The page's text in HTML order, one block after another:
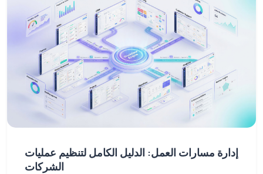
إدارة مسارات العمل: الدليل الكامل لتنظيم عمليات
الشركات